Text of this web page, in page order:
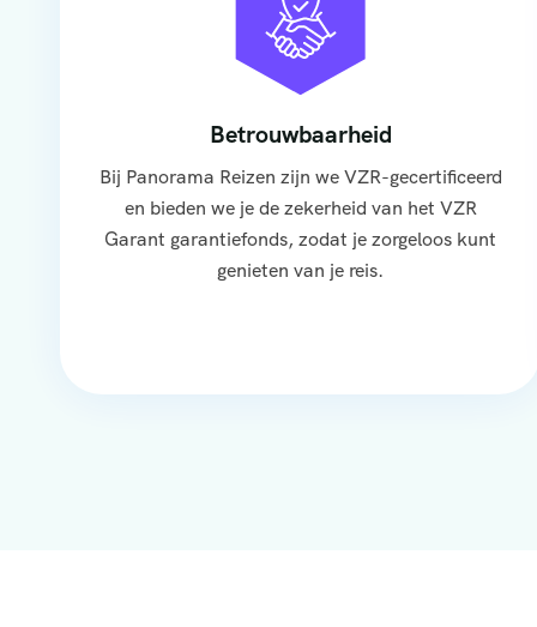
Betrouwbaarheid
Bij Panorama Reizen zijn we VZR-gecertificeerd
en bieden we je de zekerheid van het VZR
Garant garantiefonds, zodat je zorgeloos kunt
genieten van je reis.